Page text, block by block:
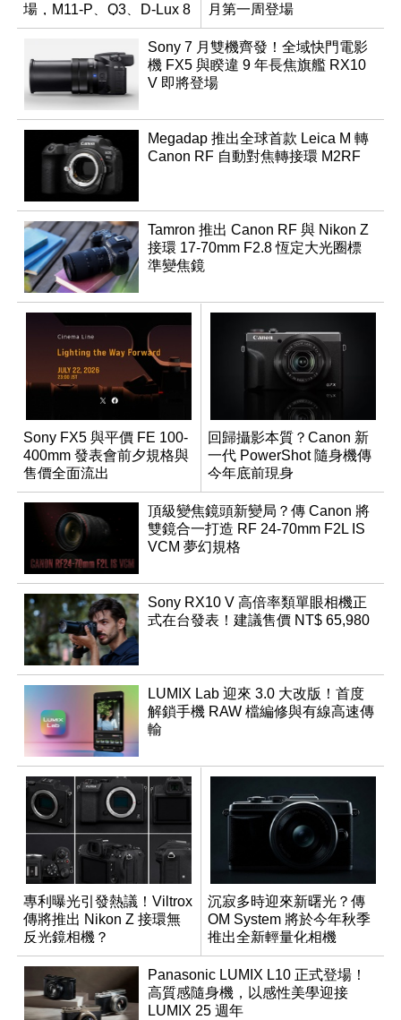
場，M11-P、Q3、D-Lux 8
領銜換裝
月第一周登場
Sony 7 月雙機齊發！全域快門電影
機 FX5 與睽違 9 年長焦旗艦 RX10
V 即將登場
Megadap 推出全球首款 Leica M 轉
Canon RF 自動對焦轉接環 M2RF
Tamron 推出 Canon RF 與 Nikon Z
接環 17-70mm F2.8 恆定大光圈標
準變焦鏡
Sony FX5 與平價 FE 100-
400mm 發表會前夕規格與
售價全面流出
回歸攝影本質？Canon 新
一代 PowerShot 隨身機傳
今年底前現身
頂級變焦鏡頭新變局？傳 Canon 將
雙鏡合一打造 RF 24-70mm F2L IS
VCM 夢幻規格
Sony RX10 V 高倍率類單眼相機正
式在台發表！建議售價 NT$ 65,980
LUMIX Lab 迎來 3.0 大改版！首度
解鎖手機 RAW 檔編修與有線高速傳
輸
專利曝光引發熱議！Viltrox
傳將推出 Nikon Z 接環無
反光鏡相機？
沉寂多時迎來新曙光？傳
OM System 將於今年秋季
推出全新輕量化相機
Panasonic LUMIX L10 正式登場！
高質感隨身機，以感性美學迎接
LUMIX 25 週年